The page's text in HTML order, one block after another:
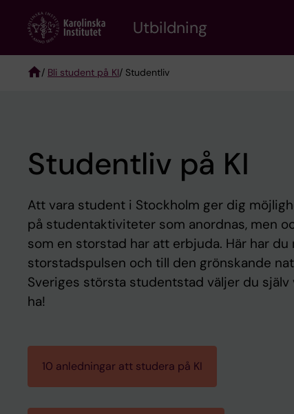
content
Utbildning
/ Bli student på KI/ Studentliv
Studentliv på KI
Att vara student i Stockholm ger dig
på studentaktiviteter som anordnas, men
som en storstad har att erbjuda. Här har du
storstadspulsen och till den grönskande
Sveriges största studentstad väljer du
ha!
10 anledningar att studera på KI